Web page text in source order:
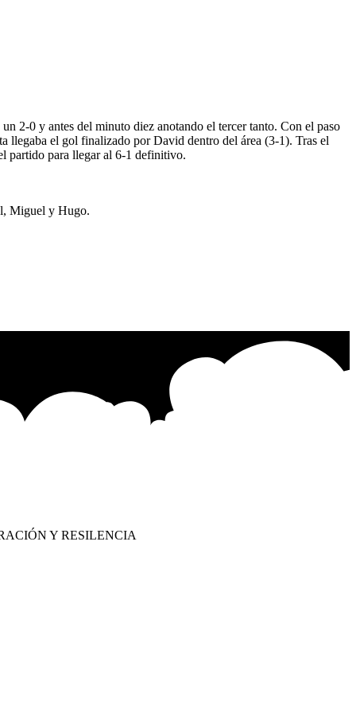
2-0 y antes del minuto diez anotando el tercer tanto. Con el paso
llegaba el gol finalizado por David dentro del área (3-1). Tras el
partido para llegar al 6-1 definitivo.
Miguel y Hugo.
Y RESILENCIA